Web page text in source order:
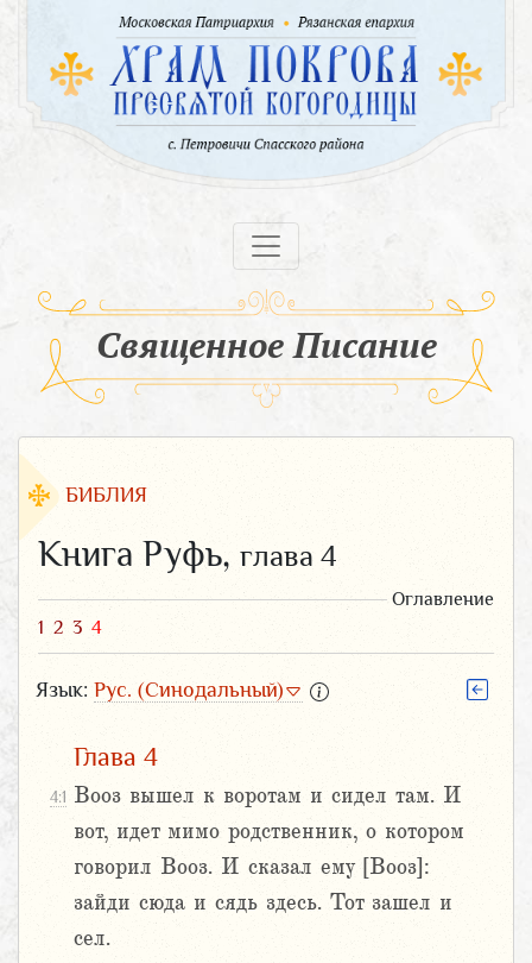
Священное Писание
БИБЛИЯ
Книга Руфь, глава 4
Оглавление
1 2 3 4
Язык: Рус. (Синодальный)
Глава 4
4:1 Вооз вышел к воротам и сидел там. И
вот, идет мимо родственник, о котором
говорил Вооз. И сказал ему [Вооз]:
зайди сюда и сядь здесь. Тот зашел и
сел.